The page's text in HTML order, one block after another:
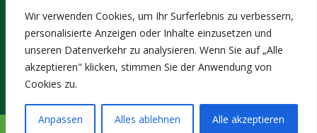
Wir verwenden Cookies, um Ihr Surferlebnis zu verbessern,
personalisierte Anzeigen oder Inhalte einzusetzen und
unseren Datenverkehr zu analysieren. Wenn Sie auf „Alle
akzeptieren" klicken, stimmen Sie der Anwendung von
Cookies zu.
Anpassen Alles ablehnen Alle akzeptieren
Impressum
Datenschutz